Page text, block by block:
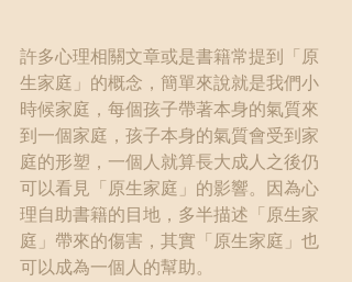
許多心理相關文章或是書籍常提到「原
生家庭」的概念，簡單來說就是我們小
時候家庭，每個孩子帶著本身的氣質來
到一個家庭，孩子本身的氣質會受到家
庭的形塑，一個人就算長大成人之後仍
可以看見「原生家庭」的影響。因為心
理自助書籍的目地，多半描述「原生家
庭」帶來的傷害，其實「原生家庭」也
可以成為一個人的幫助。